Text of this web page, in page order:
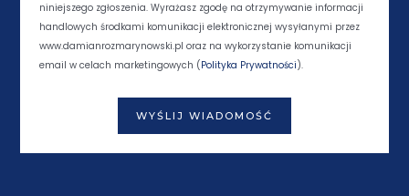
niniejszego zgłoszenia. Wyrażasz zgodę na otrzymywanie informacji
handlowych środkami komunikacji elektronicznej wysyłanymi przez
www.damianrozmarynowski.pl oraz na wykorzystanie komunikacji
email w celach marketingowych (Polityka Prywatności).
WYŚLIJ WIADOMOŚĆ